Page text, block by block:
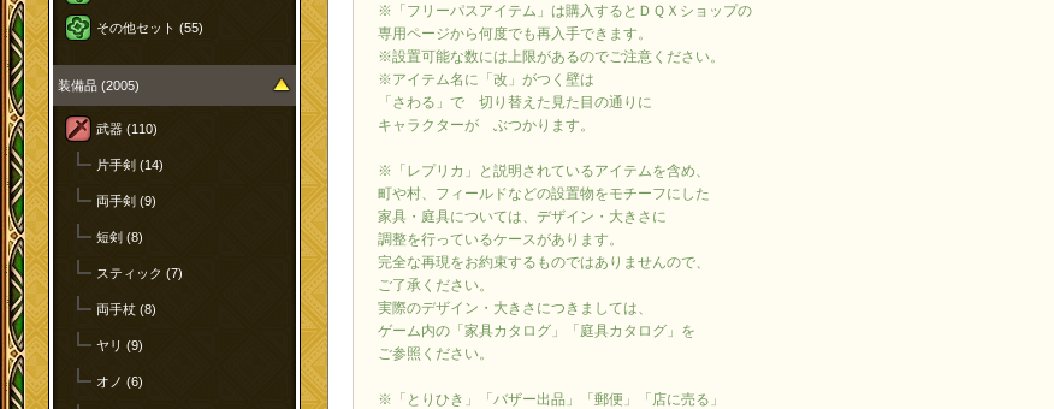
その他セット (55)
装備品 (2005)
武器 (110)
片手剣 (14)
両手剣 (9)
短剣 (8)
スティック (7)
両手杖 (8)
ヤリ (9)
オノ (6)
※「フリーパスアイテム」は購入するとＤＱＸショップの
専用ページから何度でも再入手できます。
※設置可能な数には上限があるのでご注意ください。
※アイテム名に「改」がつく壁は
「さわる」で 切り替えた見た目の通りに
キャラクターが ぶつかります。
※「レプリカ」と説明されているアイテムを含め、
町や村、フィールドなどの設置物をモチーフにした
家具・庭具については、デザイン・大きさに
調整を行っているケースがあります。
完全な再現をお約束するものではありませんので、
ご了承ください。
実際のデザイン・大きさにつきましては、
ゲーム内の「家具カタログ」「庭具カタログ」を
ご参照ください。
※「とりひき」「バザー出品」「郵便」「店に売る」